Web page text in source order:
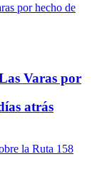
Varas por
atrás